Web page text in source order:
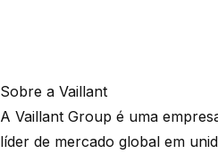
Sobre a Vaillant
A Vaillant Group é uma
líder de mercado global em